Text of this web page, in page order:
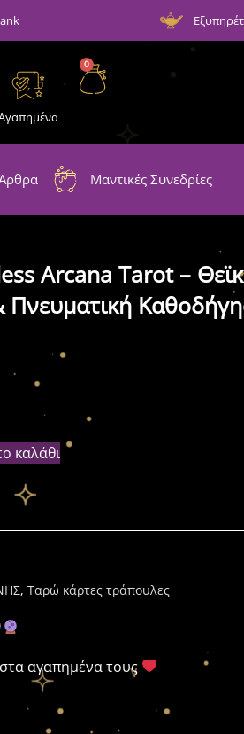
0
Μαντικές Συνεδρίες
Arcana Tarot –
Πνευματική
καλάθι
,Ταρώ κάρτες τράπουλες
αγαπημένα τους